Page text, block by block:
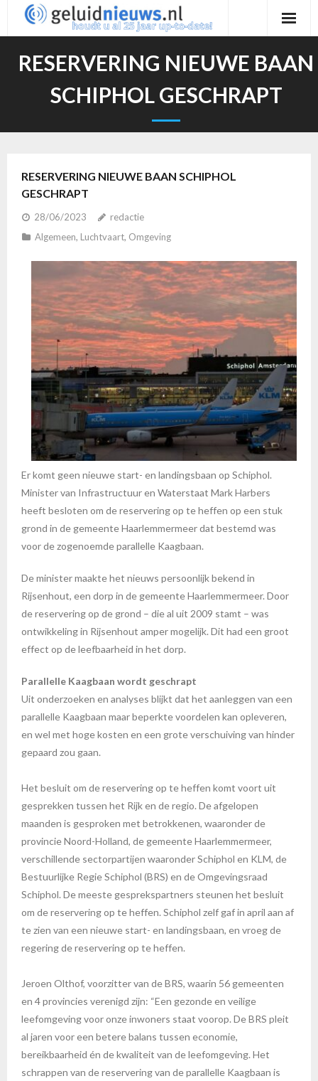
inhoudRESERVERING NIEUWE BAAN
SCHIPHOL GESCHRAPT
RESERVERING NIEUWE BAAN SCHIPHOL
GESCHRAPT
28/06/2023
redactie
Algemeen, Luchtvaart, Omgeving
Er komt geen nieuwe start- en landingsbaan op Schiphol.
Minister van Infrastructuur en Waterstaat Mark Harbers
heeft besloten om de reservering op te heffen op een stuk
grond in de gemeente Haarlemmermeer dat bestemd was
voor de zogenoemde parallelle Kaagbaan.
De minister maakte het nieuws persoonlijk bekend in
Rijsenhout, een dorp in de gemeente Haarlemmermeer. Door
de reservering op de grond – die al uit 2009 stamt – was
ontwikkeling in Rijsenhout amper mogelijk. Dit had een groot
effect op de leefbaarheid in het dorp.
Parallelle Kaagbaan wordt geschrapt
Uit onderzoeken en analyses blijkt dat het aanleggen van een
parallelle Kaagbaan maar beperkte voordelen kan opleveren,
en wel met hoge kosten en een grote verschuiving van hinder
gepaard zou gaan.
Het besluit om de reservering op te heffen komt voort uit
gesprekken tussen het Rijk en de regio. De afgelopen
maanden is gesproken met betrokkenen, waaronder de
provincie Noord-Holland, de gemeente Haarlemmermeer,
verschillende sectorpartijen waaronder Schiphol en KLM, de
Bestuurlijke Regie Schiphol (BRS) en de Omgevingsraad
Schiphol. De meeste gesprekspartners steunen het besluit
om de reservering op te heffen. Schiphol zelf gaf in april aan af
te zien van een nieuwe start- en landingsbaan, en vroeg de
regering de reservering op te heffen.
Jeroen Olthof, voorzitter van de BRS, waarin 56 gemeenten
en 4 provincies verenigd zijn: “Een gezonde en veilige
leefomgeving voor onze inwoners staat voorop. De BRS pleit
al jaren voor een betere balans tussen economie,
bereikbaarheid én de kwaliteit van de leefomgeving. Het
schrappen van de reservering van de parallelle Kaagbaan is